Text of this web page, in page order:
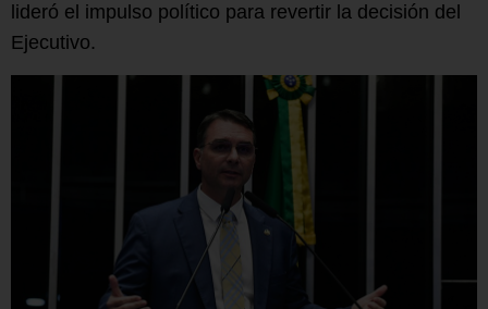
lideró el impulso político para revertir la decisión del
Ejecutivo.